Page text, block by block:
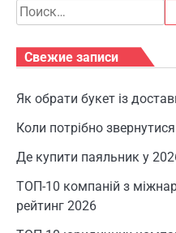
Найти:
Свежие записи
Як обрати букет із
Коли потрібно
Де купити паяльник у
ТОП-10 компаній з
рейтинг 2026